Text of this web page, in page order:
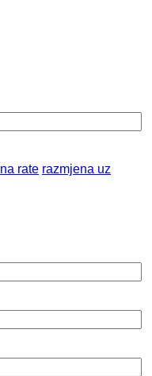
na rate razmjena uz